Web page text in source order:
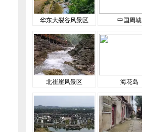
华东大裂谷风景区 中国周城
北崔崖风景区 海花岛